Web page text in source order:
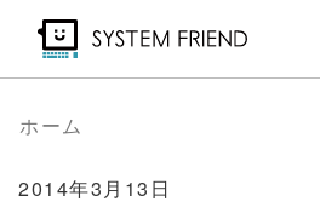
ン
コ
テ
ホーム
2014年3月13日